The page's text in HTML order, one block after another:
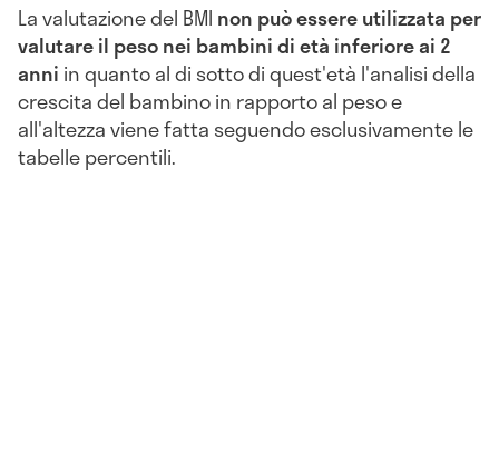
La valutazione del BMI non può essere utilizzata per
valutare il peso nei bambini di età inferiore ai 2
anni in quanto al di sotto di quest'età l'analisi della
crescita del bambino in rapporto al peso e
all'altezza viene fatta seguendo esclusivamente le
tabelle percentili.